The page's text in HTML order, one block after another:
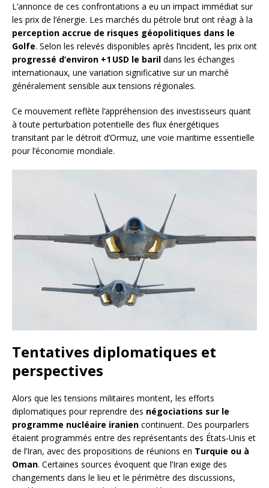
L’annonce de ces confrontations a eu un impact immédiat sur
les prix de l’énergie. Les marchés du pétrole brut ont réagi à la
perception accrue de risques géopolitiques dans le
Golfe. Selon les relevés disponibles après l’incident, les prix ont
progressé d’environ +1 USD le baril dans les échanges
internationaux, une variation significative sur un marché
généralement sensible aux tensions régionales.
Ce mouvement reflète l’appréhension des investisseurs quant
à toute perturbation potentielle des flux énergétiques
transitant par le détroit d’Ormuz, une voie maritime essentielle
pour l’économie mondiale.
Tentatives diplomatiques et
perspectives
Alors que les tensions militaires montent, les efforts
diplomatiques pour reprendre des négociations sur le
programme nucléaire iranien continuent. Des pourparlers
étaient programmés entre des représentants des États‑Unis et
de l’Iran, avec des propositions de réunions en Turquie ou à
Oman. Certaines sources évoquent que l’Iran exige des
changements dans le lieu et le périmètre des discussions,